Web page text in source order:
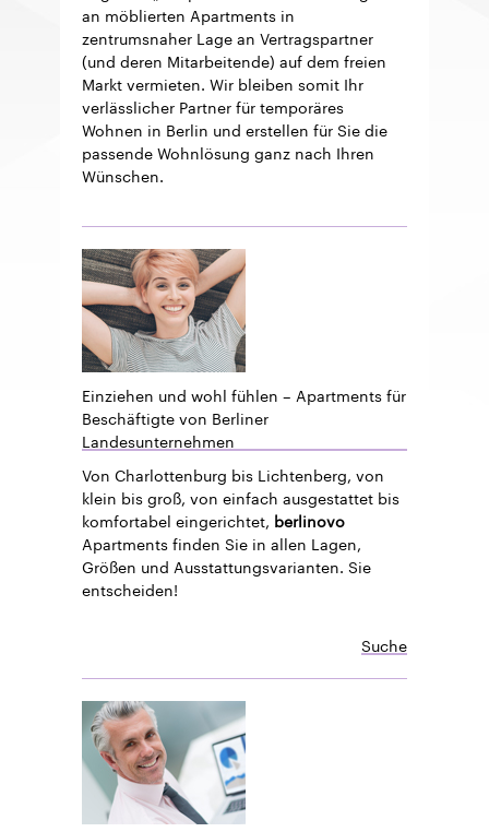
an möblierten Apartments in
zentrumsnaher Lage an Vertragspartner
(und deren Mitarbeitende) auf dem freien
Markt vermieten. Wir bleiben somit Ihr
verlässlicher Partner für temporäres
Wohnen in Berlin und erstellen für Sie die
passende Wohnlösung ganz nach Ihren
Wünschen.
Einziehen und wohl fühlen – Apartments für
Beschäftigte von Berliner
Landesunternehmen
Von Charlottenburg bis Lichtenberg, von
klein bis groß, von einfach ausgestattet bis
komfortabel eingerichtet, berlinovo
Apartments finden Sie in allen Lagen,
Größen und Ausstattungsvarianten. Sie
entscheiden!
Suche